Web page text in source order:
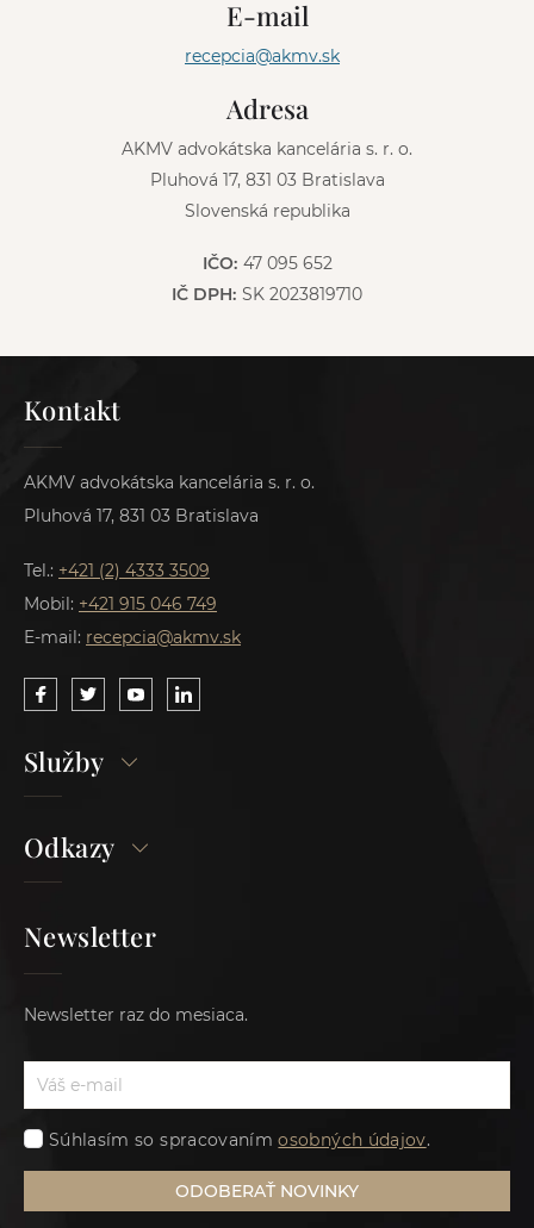
E-mail
recepcia@akmv.sk
Adresa
AKMV advokátska kancelária s. r. o.
Pluhová 17, 831 03 Bratislava
Slovenská republika
IČO: 47 095 652
IČ DPH: SK 2023819710
Kontakt
AKMV advokátska kancelária s. r. o.
Pluhová 17, 831 03 Bratislava
Tel.: +421 (2) 4333 3509
Mobil: +421 915 046 749
E-mail: recepcia@akmv.sk
Služby
Odkazy
Newsletter
Newsletter raz do mesiaca.
Súhlasím so spracovanímosobných údajov.
ODOBERAŤ NOVINKY